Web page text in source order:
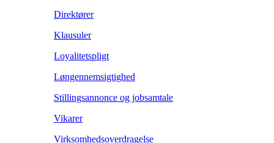
Direktører
Klausuler
Loyalitetspligt
Løngennemsigtighed
Stillingsannonce og jobsamtale
Vikarer
Virksomhedsoverdragelse